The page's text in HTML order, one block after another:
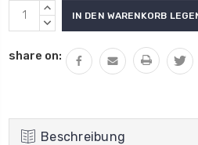
Aktueller
Lagerbestand:
MENGE
VON
ERHÖHEN
MENGE
UNDEFINED
VERRINGERN
share on:
Beschreibung